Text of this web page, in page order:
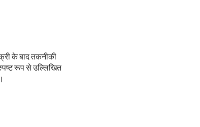
के बाद तकनीकी
रूप से उल्लिखित